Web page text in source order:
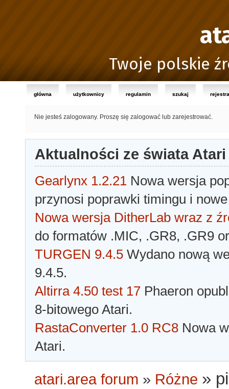
Twoje polskie
główna użytkownicy regulamin szukaj
Nie jesteś zalogowany. Proszę się zalogować lub zarejestrować.
Aktualności ze świata Atari
Gearlynx 1.2.21 Nowa wersja
przynosi poprawki timingu i
Nowa wersja DitherLab wraz z
do formatów .MIC, .GR8, .GR9
TURGEN 9.4.5 Wydano nową
9.4.5.
Altirra 4.50 test 17 Phaeron
8-bitowego Atari.
RastaConverter 1.0 RC8 Nowa
Atari.
atari.area forum » Różne »